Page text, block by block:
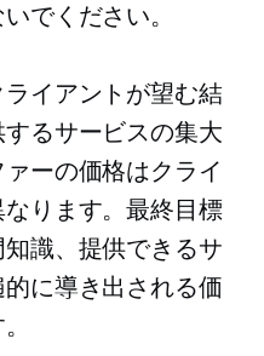
でください。
イアントが望む結
るサービスの集大
ーの価格はクライ
ります。最終目標
識、提供できるサ
に導き出される価